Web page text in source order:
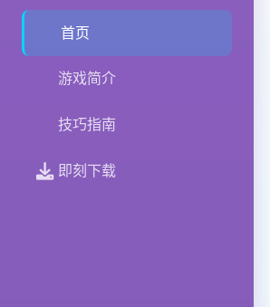
首页
游戏简介
技巧指南
即刻下载